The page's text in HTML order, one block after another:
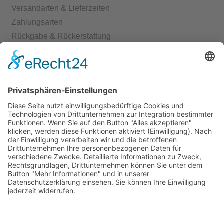
Versandarten & Lieferzeiten
Zahlungsarten
Rückgabe & Rückerstattung
Echtheit von Bewertungen
Kontakt
Shop
Mein Konto
Warenkorb
Kasse
Vertrag widerrufen